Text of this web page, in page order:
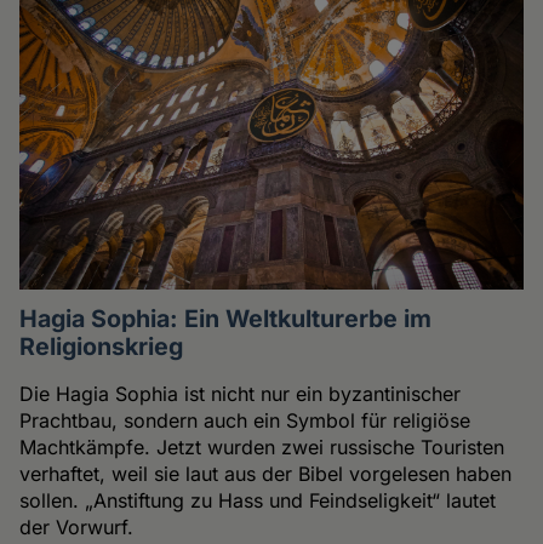
Hagia Sophia: Ein Weltkulturerbe im
Religionskrieg
Die Hagia Sophia ist nicht nur ein byzantinischer
Prachtbau, sondern auch ein Symbol für religiöse
Machtkämpfe. Jetzt wurden zwei russische Touristen
verhaftet, weil sie laut aus der Bibel vorgelesen haben
sollen. „Anstiftung zu Hass und Feindseligkeit“ lautet
der Vorwurf.